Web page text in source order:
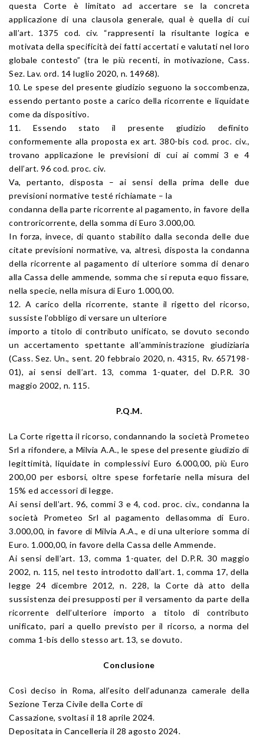
questa Corte è limitato ad accertare se la concreta
applicazione di una clausola generale, qual è quella di cui
all’art. 1375 cod. civ. “rappresenti la risultante logica e
motivata della specificità dei fatti accertati e valutati nel loro
globale contesto” (tra le più recenti, in motivazione, Cass.
Sez. Lav. ord. 14 luglio 2020, n. 14968).
10. Le spese del presente giudizio seguono la soccombenza,
essendo pertanto poste a carico della ricorrente e liquidate
come da dispositivo.
11. Essendo stato il presente giudizio definito
conformemente alla proposta ex art. 380-bis cod. proc. civ.,
trovano applicazione le previsioni di cui ai commi 3 e 4
dell’art. 96 cod. proc. civ.
Va, pertanto, disposta – ai sensi della prima delle due
previsioni normative testé richiamate – la
condanna della parte ricorrente al pagamento, in favore della
controricorrente, della somma di Euro 3.000,00.
In forza, invece, di quanto stabilito dalla seconda delle due
citate previsioni normative, va, altresì, disposta la condanna
della ricorrente al pagamento di ulteriore somma di denaro
alla Cassa delle ammende, somma che si reputa equo fissare,
nella specie, nella misura di Euro 1.000,00.
12. A carico della ricorrente, stante il rigetto del ricorso,
sussiste l’obbligo di versare un ulteriore
importo a titolo di contributo unificato, se dovuto secondo
un accertamento spettante all’amministrazione giudiziaria
(Cass. Sez. Un., sent. 20 febbraio 2020, n. 4315, Rv. 657198-
01), ai sensi dell’art. 13, comma 1-quater, del D.P.R. 30
maggio 2002, n. 115.
P.Q.M.
La Corte rigetta il ricorso, condannando la società Prometeo
Srl a rifondere, a Milvia A.A., le spese del presente giudizio di
legittimità, liquidate in complessivi Euro 6.000,00, più Euro
200,00 per esborsi, oltre spese forfetarie nella misura del
15% ed accessori di legge.
Ai sensi dell’art. 96, commi 3 e 4, cod. proc. civ., condanna la
società Prometeo Srl al pagamento dellasomma di Euro.
3.000,00, in favore di Milvia A.A., e di una ulteriore somma di
Euro. 1.000,00, in favore della Cassa delle Ammende.
Ai sensi dell’art. 13, comma 1-quater, del D.P.R. 30 maggio
2002, n. 115, nel testo introdotto dall’art. 1, comma 17, della
legge 24 dicembre 2012, n. 228, la Corte dà atto della
sussistenza dei presupposti per il versamento da parte della
ricorrente dell’ulteriore importo a titolo di contributo
unificato, pari a quello previsto per il ricorso, a norma del
comma 1-bis dello stesso art. 13, se dovuto.
Conclusione
Così deciso in Roma, all’esito dell’adunanza camerale della
Sezione Terza Civile della Corte di
Cassazione, svoltasi il 18 aprile 2024.
Depositata in Cancelleria il 28 agosto 2024.